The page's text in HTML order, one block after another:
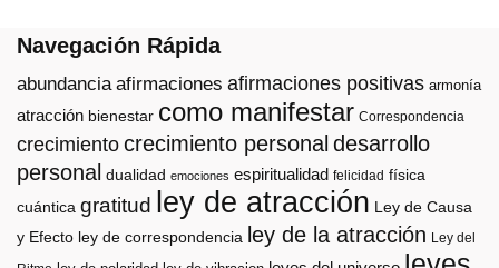
Navegación Rápida
abundancia afirmaciones afirmaciones positivas armonía
atracción bienestar como manifestar Correspondencia
crecimiento crecimiento personal desarrollo
personal dualidad emociones espiritualidad felicidad física
cuántica gratitud ley de atracción Ley de Causa
y Efecto ley de correspondencia ley de la atracción Ley del